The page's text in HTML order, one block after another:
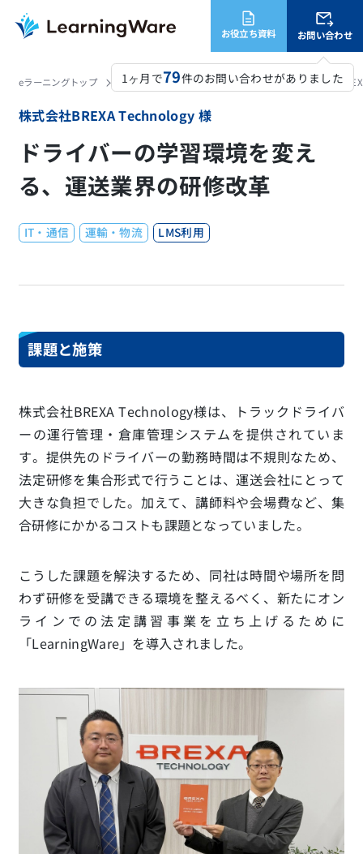
お役立ち資料 お問い合わせ
1ヶ月で79件のお問い合わせがありました
eラーニングトップ LearningWare 活用事例・導入実績 株式会社
株式会社BREXA Technology 様
ドライバーの学習環境を変え
る、運送業界の研修改革
IT・通信 運輸・物流 LMS利用
課題と施策
株式会社BREXA Technology様は、トラックドライバ
ーの運行管理・倉庫管理システムを提供されていま
す。提供先のドライバーの勤務時間は不規則なため、
法定研修を集合形式で行うことは、運送会社にとって
大きな負担でした。加えて、講師料や会場費など、集
合研修にかかるコストも課題となっていました。
こうした課題を解決するため、同社は時間や場所を問
わず研修を受講できる環境を整えるべく、新たにオン
ラインでの法定講習事業を立ち上げるために
「LearningWare」を導入されました。